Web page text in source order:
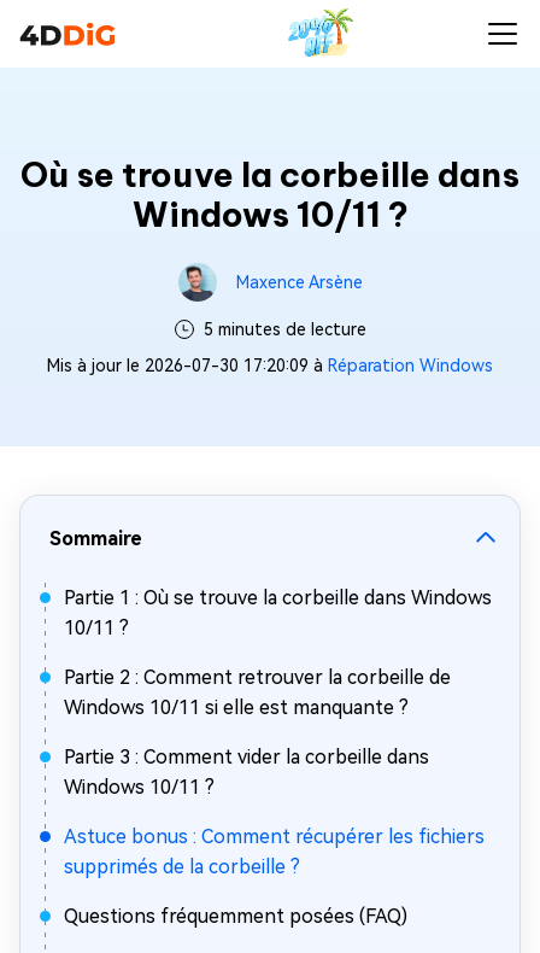
Où se trouve la corbeille dans
Windows 10/11 ?
Maxence Arsène
5 minutes de lecture
Mis à jour le 2026-07-30 17:20:09 à Réparation Windows
Sommaire
Partie 1 : Où se trouve la corbeille dans Windows
10/11 ?
Partie 2 : Comment retrouver la corbeille de
Windows 10/11 si elle est manquante ?
Partie 3 : Comment vider la corbeille dans
Windows 10/11 ?
Astuce bonus : Comment récupérer les fichiers
supprimés de la corbeille ?
Questions fréquemment posées (FAQ)